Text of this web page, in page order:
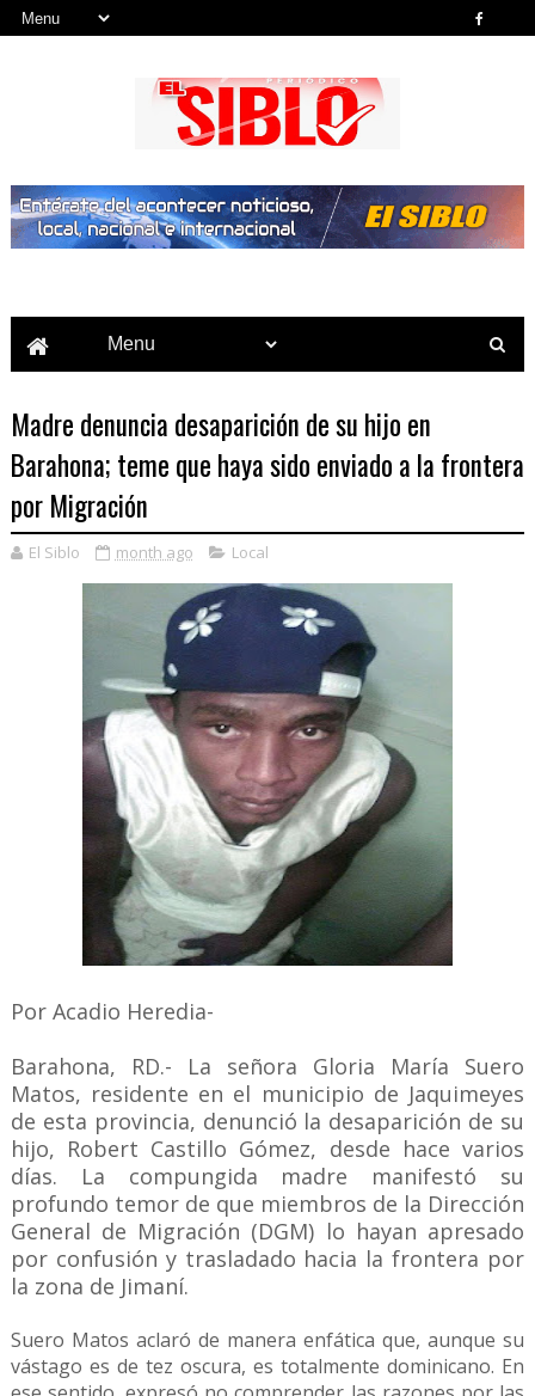
Madre denuncia desaparición de su hijo en
Barahona; teme que haya sido enviado a la frontera
por Migración
El Siblo month ago Local
Por Acadio Heredia-
Barahona, RD.- La señora Gloria María Suero
Matos, residente en el municipio de Jaquimeyes
de esta provincia, denunció la desaparición de su
hijo, Robert Castillo Gómez, desde hace varios
días. La compungida madre manifestó su
profundo temor de que miembros de la Dirección
General de Migración (DGM) lo hayan apresado
por confusión y trasladado hacia la frontera por
la zona de Jimaní.
Suero Matos aclaró de manera enfática que, aunque su
vástago es de tez oscura, es totalmente dominicano. En